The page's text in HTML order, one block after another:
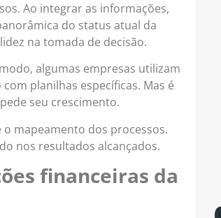
Ao integrar as informações,
do status atual da
na tomada de decisão.
algumas empresas utilizam
planilhas específicas. Mas é
seu crescimento.
o mapeamento dos processos.
nos resultados alcançados.
financeiras da